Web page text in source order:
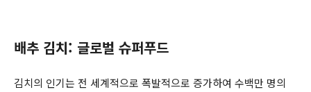
배추 김치: 글로벌 슈퍼푸드
김치의 인기는 전 세계적으로 폭발적으로 증가하여 수백만 명의